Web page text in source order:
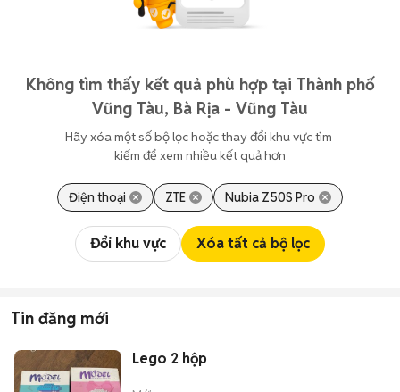
Không tìm thấy kết quả phù hợp tại Thành phố
Vũng Tàu, Bà Rịa - Vũng Tàu
Hãy xóa một số bộ lọc hoặc thay đổi khu vực tìm
kiếm để xem nhiều kết quả hơn
Điện thoại ZTE Nubia Z50S Pro
Đổi khu vực Xóa tất cả bộ lọc
Tin đăng mới
Lego 2 hộp